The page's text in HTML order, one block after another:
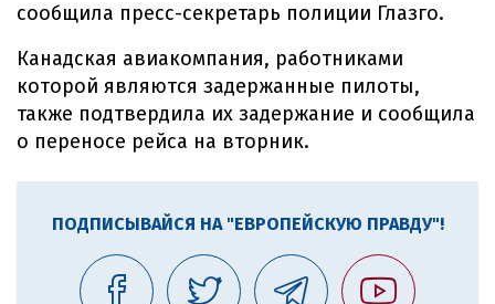
сообщила пресс-секретарь полиции Глазго.
Канадская авиакомпания, работниками
которой являются задержанные пилоты,
также подтвердила их задержание и сообщила
о переносе рейса на вторник.
ПОДПИСЫВАЙСЯ НА "ЕВРОПЕЙСКУЮ ПРАВДУ"!